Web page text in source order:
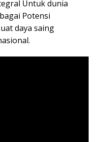
Untuk dunia
Potensi
daya saing